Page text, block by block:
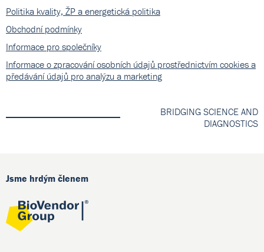
Politika kvality, ŽP a energetická politika
Obchodní podmínky
Informace pro společníky
Informace o zpracování osobních údajů prostřednictvím cookies a
předávání údajů pro analýzu a marketing
BRIDGING SCIENCE AND
DIAGNOSTICS
Jsme hrdým členem